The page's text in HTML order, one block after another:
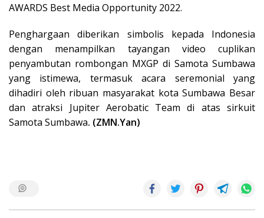
AWARDS Best Media Opportunity 2022.
Penghargaan diberikan simbolis kepada Indonesia
dengan menampilkan tayangan video cuplikan
penyambutan rombongan MXGP di Samota Sumbawa
yang istimewa, termasuk acara seremonial yang
dihadiri oleh ribuan masyarakat kota Sumbawa Besar
dan atraksi Jupiter Aerobatic Team di atas sirkuit
Samota Sumbawa. (ZMN.Yan)